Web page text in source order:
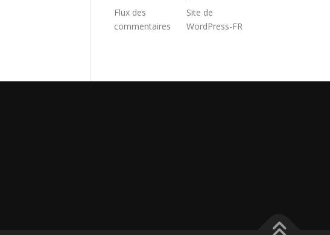
Flux des
commentaires
Site de
WordPress-FR